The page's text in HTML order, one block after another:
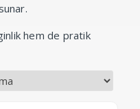
hem de pratik